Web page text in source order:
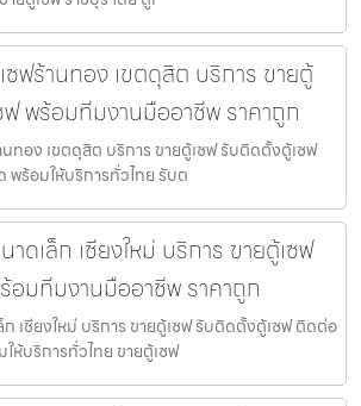
ฟร้านทอง เขตดุสิต บริการ ขายตู้
พร้อมทีมงานมืออาชีพ ราคาถูก
ทอง เขตดุสิต บริการ ขายตู้เซฟ รับติดตั้งตู้เซฟ
ร้อมให้บริการทั่วไทย รับต
าดเล็ก เชียงใหม่ บริการ ขายตู้เซฟ
อมทีมงานมืออาชีพ ราคาถูก
ก เชียงใหม่ บริการ ขายตู้เซฟ รับติดตั้งตู้เซฟ ติดต่อ
ห้บริการทั่วไทย ขายตู้เซฟ